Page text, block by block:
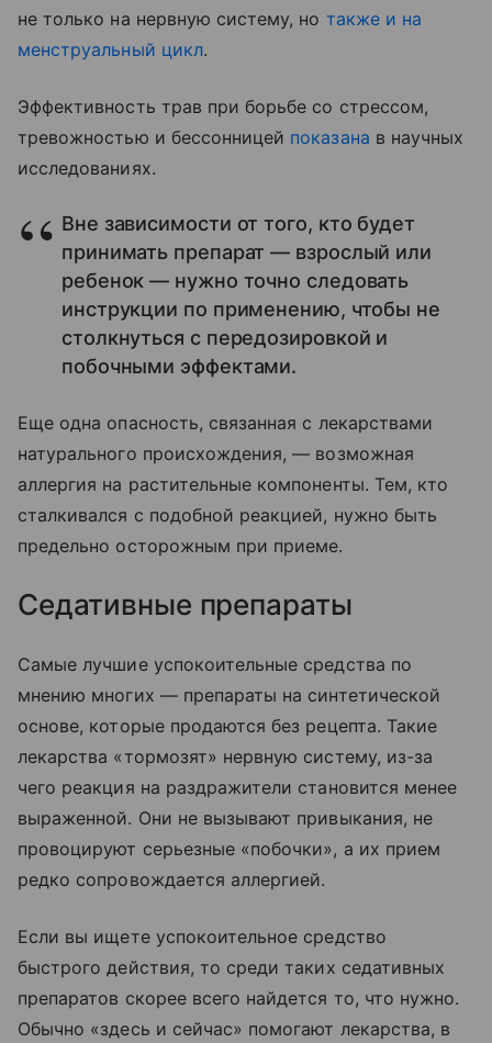
не только на нервную систему, но также и на
менструальный цикл.
Эффективность трав при борьбе со стрессом,
тревожностью и бессонницей показана в научных
исследованиях.
Вне зависимости от того, кто будет
принимать препарат — взрослый или
ребенок — нужно точно следовать
инструкции по применению, чтобы не
столкнуться с передозировкой и
побочными эффектами.
Еще одна опасность, связанная с лекарствами
натурального происхождения, — возможная
аллергия на растительные компоненты. Тем, кто
сталкивался с подобной реакцией, нужно быть
предельно осторожным при приеме.
Седативные препараты
Самые лучшие успокоительные средства по
мнению многих — препараты на синтетической
основе, которые продаются без рецепта. Такие
лекарства «тормозят» нервную систему, из-за
чего реакция на раздражители становится менее
выраженной. Они не вызывают привыкания, не
провоцируют серьезные «побочки», а их прием
редко сопровождается аллергией.
Если вы ищете успокоительное средство
быстрого действия, то среди таких седативных
препаратов скорее всего найдется то, что нужно.
Обычно «здесь и сейчас» помогают лекарства, в